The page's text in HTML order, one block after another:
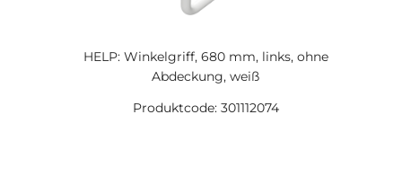
HELP: Winkelgriff, 680 mm, links, ohne
Abdeckung, weiß
Produktcode: 301112074